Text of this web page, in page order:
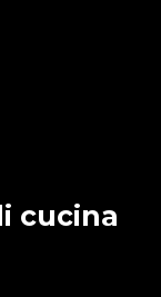
cucina